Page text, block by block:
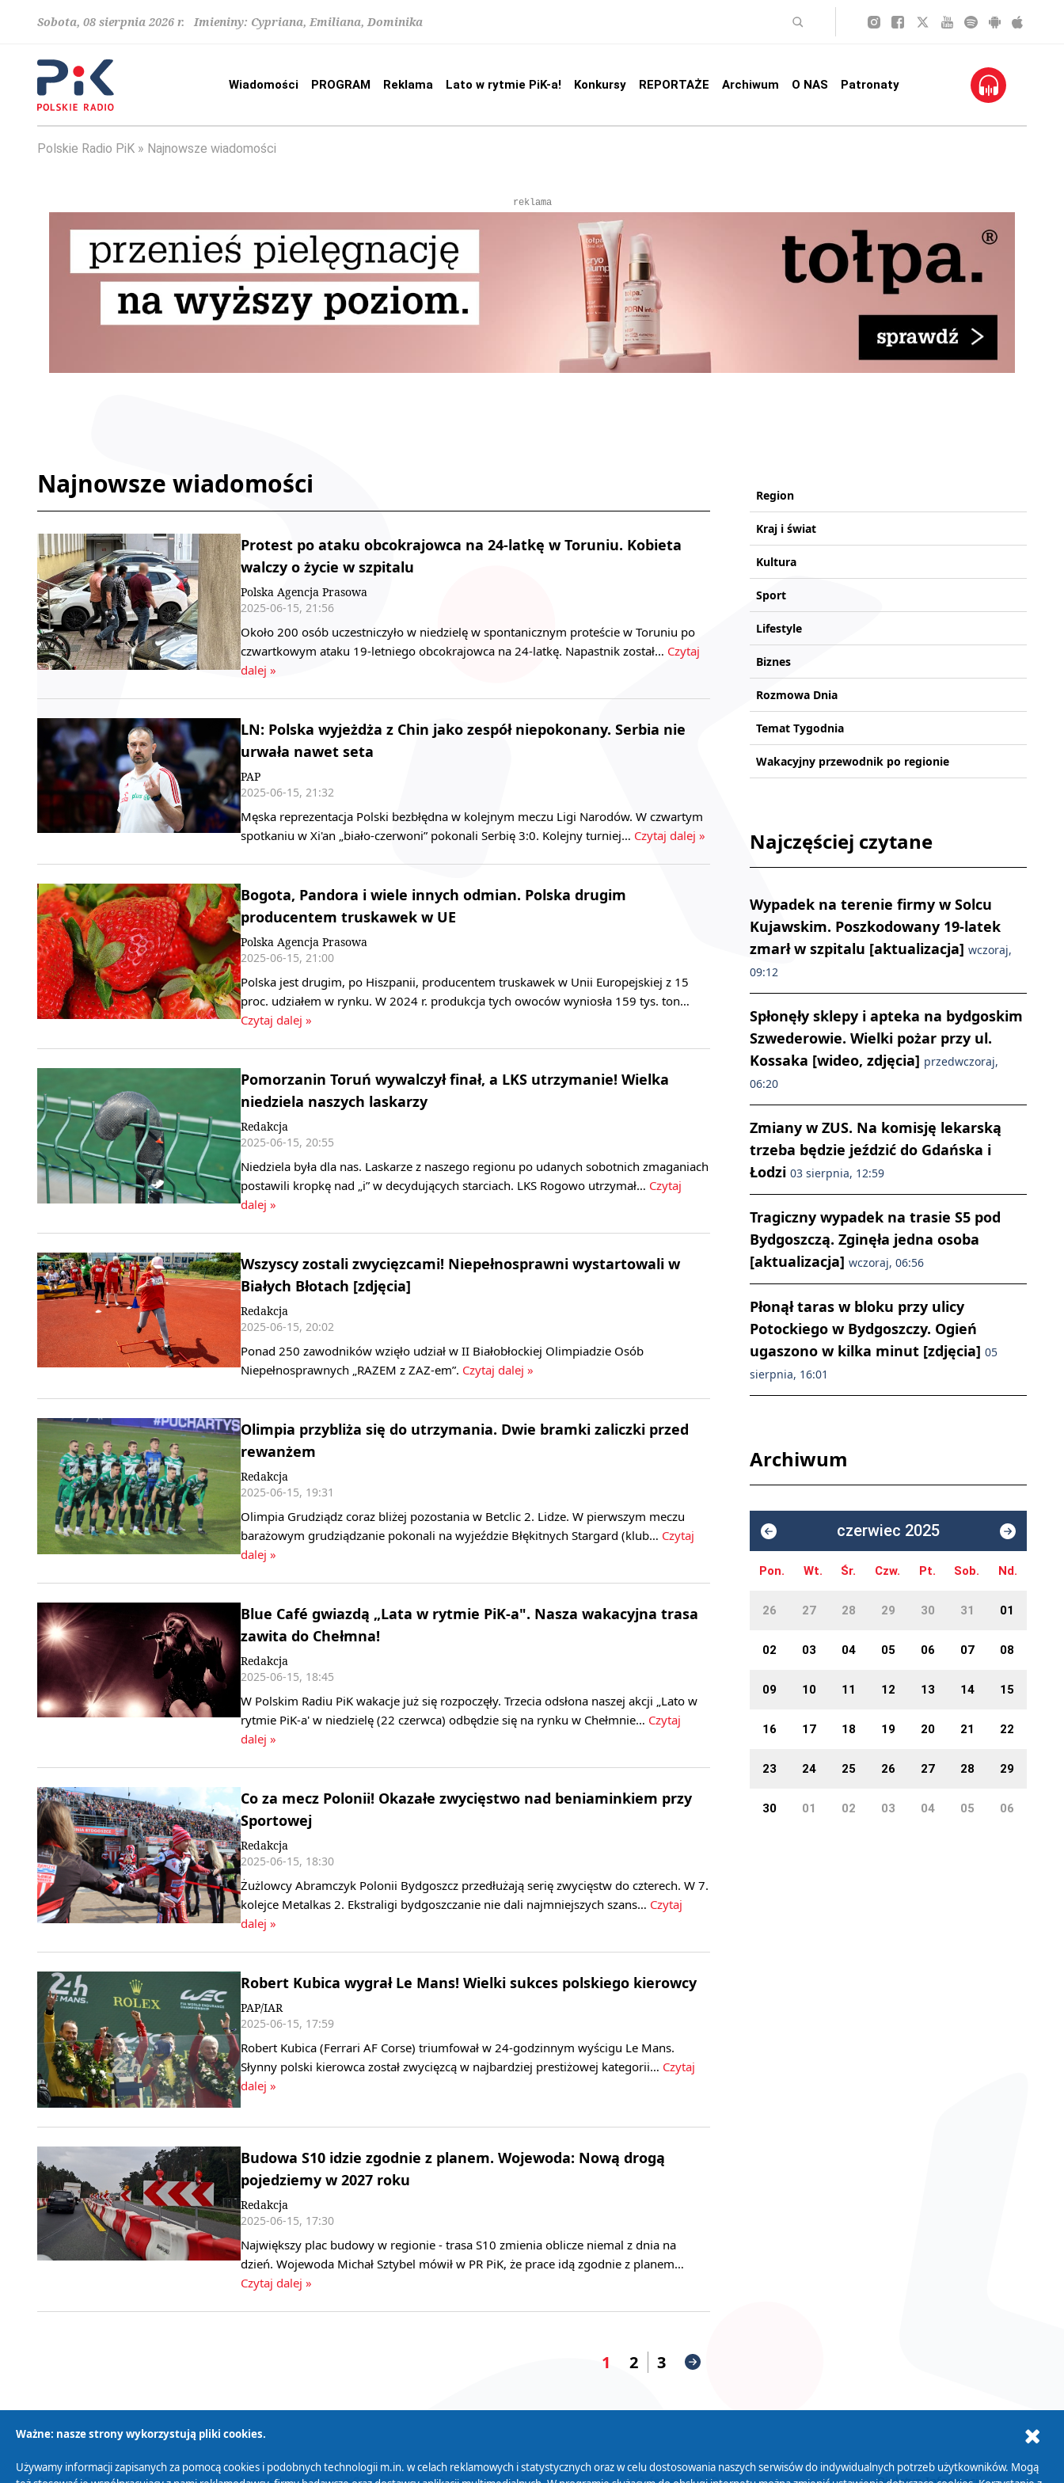
Sobota, 08 sierpnia 2026 r. Imieniny: Cypriana, Emiliana, Dominika
Wiadomości PROGRAM Reklama Lato w rytmie PiK-a! Konkursy REPORTAŻE Archiwum O NAS Patronaty
Polskie Radio PiK Najnowsze wiadomości
reklama
Najnowsze wiadomości
Protest po ataku obcokrajowca na 24-latkę w Toruniu. Kobieta
walczy o życie w szpitalu
Polska Agencja Prasowa
2025-06-15, 21:56
Około 200 osób uczestniczyło w niedzielę w spontanicznym proteście w Toruniu po
czwartkowym ataku 19-letniego obcokrajowca na 24-latkę. Napastnik został… Czytaj
dalej »
LN: Polska wyjeżdża z Chin jako zespół niepokonany. Serbia nie
urwała nawet seta
PAP
2025-06-15, 21:32
Męska reprezentacja Polski bezbłędna w kolejnym meczu Ligi Narodów. W czwartym
spotkaniu w Xi'an „biało-czerwoni” pokonali Serbię 3:0. Kolejny turniej… Czytaj dalej »
Bogota, Pandora i wiele innych odmian. Polska drugim
producentem truskawek w UE
Polska Agencja Prasowa
2025-06-15, 21:00
Polska jest drugim, po Hiszpanii, producentem truskawek w Unii Europejskiej z 15
proc. udziałem w rynku. W 2024 r. produkcja tych owoców wyniosła 159 tys. ton…
Czytaj dalej »
Pomorzanin Toruń wywalczył finał, a LKS utrzymanie! Wielka
niedziela naszych laskarzy
Redakcja
2025-06-15, 20:55
Niedziela była dla nas. Laskarze z naszego regionu po udanych sobotnich zmaganiach
postawili kropkę nad „i” w decydujących starciach. LKS Rogowo utrzymał… Czytaj
dalej »
Wszyscy zostali zwycięzcami! Niepełnosprawni wystartowali w
Białych Błotach [zdjęcia]
Redakcja
2025-06-15, 20:02
Ponad 250 zawodników wzięło udział w II Białobłockiej Olimpiadzie Osób
Niepełnosprawnych „RAZEM z ZAZ-em”. Czytaj dalej »
Olimpia przybliża się do utrzymania. Dwie bramki zaliczki przed
rewanżem
Redakcja
2025-06-15, 19:31
Olimpia Grudziądz coraz bliżej pozostania w Betclic 2. Lidze. W pierwszym meczu
barażowym grudziądzanie pokonali na wyjeździe Błękitnych Stargard (klub… Czytaj
dalej »
Blue Café gwiazdą „Lata w rytmie PiK-a". Nasza wakacyjna trasa
zawita do Chełmna!
Redakcja
2025-06-15, 18:45
W Polskim Radiu PiK wakacje już się rozpoczęły. Trzecia odsłona naszej akcji „Lato w
rytmie PiK-a' w niedzielę (22 czerwca) odbędzie się na rynku w Chełmnie… Czytaj
dalej »
Co za mecz Polonii! Okazałe zwycięstwo nad beniaminkiem przy
Sportowej
Redakcja
2025-06-15, 18:30
Żużlowcy Abramczyk Polonii Bydgoszcz przedłużają serię zwycięstw do czterech. W 7.
kolejce Metalkas 2. Ekstraligi bydgoszczanie nie dali najmniejszych szans… Czytaj
dalej »
Robert Kubica wygrał Le Mans! Wielki sukces polskiego kierowcy
PAP/IAR
2025-06-15, 17:59
Robert Kubica (Ferrari AF Corse) triumfował w 24-godzinnym wyścigu Le Mans.
Słynny polski kierowca został zwycięzcą w najbardziej prestiżowej kategorii… Czytaj
dalej »
Budowa S10 idzie zgodnie z planem. Wojewoda: Nową drogą
pojedziemy w 2027 roku
Redakcja
2025-06-15, 17:30
Największy plac budowy w regionie - trasa S10 zmienia oblicze niemal z dnia na
dzień. Wojewoda Michał Sztybel mówił w PR PiK, że prace idą zgodnie z planem…
Czytaj dalej »
1 2 3
Region
Kraj i świat
Kultura
Sport
Lifestyle
Biznes
Rozmowa Dnia
Temat Tygodnia
Wakacyjny przewodnik po regionie
Najczęściej czytane
Wypadek na terenie firmy w Solcu
Kujawskim. Poszkodowany 19-latek
zmarł w szpitalu [aktualizacja] wczoraj,
09:12
Spłonęły sklepy i apteka na bydgoskim
Szwederowie. Wielki pożar przy ul.
Kossaka [wideo, zdjęcia] przedwczoraj,
06:20
Zmiany w ZUS. Na komisję lekarską
trzeba będzie jeździć do Gdańska i
Łodzi 03 sierpnia, 12:59
Tragiczny wypadek na trasie S5 pod
Bydgoszczą. Zginęła jedna osoba
[aktualizacja] wczoraj, 06:56
Płonął taras w bloku przy ulicy
Potockiego w Bydgoszczy. Ogień
ugaszono w kilka minut [zdjęcia] 05
sierpnia, 16:01
Archiwum
czerwiec 2025
Pon. Wt. Śr. Czw. Pt. Sob. Nd.
26 27 28 29 30 31 01
02 03 04 05 06 07 08
09 10 11 12 13 14 15
16 17 18 19 20 21 22
23 24 25 26 27 28 29
30 01 02 03 04 05 06
Ważne: nasze strony wykorzystują pliki cookies.
Używamy informacji zapisanych za pomocą cookies i podobnych technologii m.in. w celach reklamowych i statystycznych oraz w celu dostosowania naszych serwisów do indywidualnych potrzeb użytkowników. Mogą